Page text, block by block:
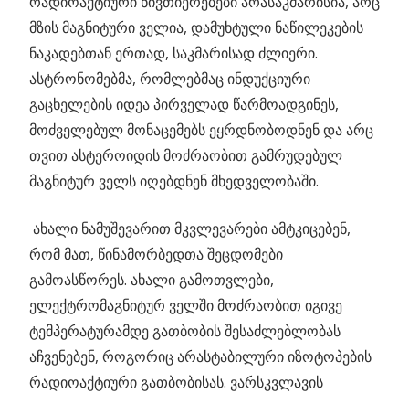
მზის მაგნიტური ველია, დამუხტული ნაწილეკების
ნაკადებთან ერთად, საკმარისად ძლიერი.
ასტრონომებმა, რომლებმაც ინდუქციური
გაცხელების იდეა პირველად წარმოადგინეს,
მოძველებულ მონაცემებს ეყრდნობოდნენ და არც
თვით ასტეროიდის მოძრაობით გამრუდებულ
მაგნიტურ ველს იღებდნენ მხედველობაში.
ახალი ნამუშევარით მკვლევარები ამტკიცებენ,
რომ მათ, წინამორბედთა შეცდომები
გამოასწორეს. ახალი გამოთვლები,
ელექტრომაგნიტურ ველში მოძრაობით იგივე
ტემპერატურამდე გათბობის შესაძლებლობას
აჩვენებენ, როგორიც არასტაბილური იზოტოპების
რადიოაქტიური გათბობისას. ვარსკვლავის